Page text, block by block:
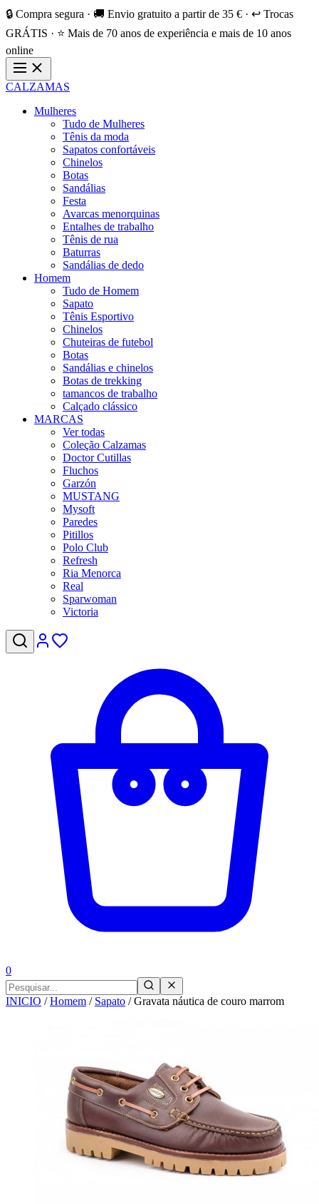
🔒 Compra segura · 🚚 Envio gratuito a partir de 35 € · ↩️ Trocas
GRÁTIS · ⭐ Mais de 70 anos de experiência e mais de 10 anos
online
CALZAMAS
Mulheres
Tudo de Mulheres
Tênis da moda
Sapatos confortáveis
Chinelos
Botas
Sandálias
Festa
Avarcas menorquinas
Entalhes de trabalho
Tênis de rua
Baturras
Sandálias de dedo
Homem
Tudo de Homem
Sapato
Tênis Esportivo
Chinelos
Chuteiras de futebol
Botas
Sandálias e chinelos
Botas de trekking
tamancos de trabalho
Calçado clássico
MARCAS
Ver todas
Coleção Calzamas
Doctor Cutillas
Fluchos
Garzón
MUSTANG
Mysoft
Paredes
Pitillos
Polo Club
Refresh
Ria Menorca
Real
Sparwoman
Victoria
0
INICIO /Homem / Sapato /Gravata náutica de couro marrom